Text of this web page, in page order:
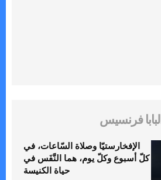
البابا فرنسيس
الإفخارستيّا وصلاة السّاعات، في
كلّ أسبوع وكلّ يوم، هما النَّفَس في
حياة الكنيسة